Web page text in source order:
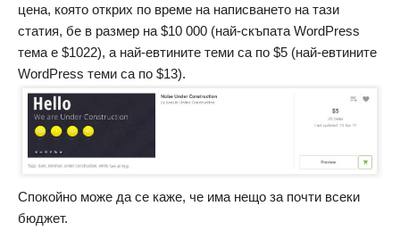
цена, която открих по време на написването на тази
статия, бе в размер на $10 000 (най-скъпата WordPress
тема е $1022), а най-евтините теми са по $5 (най-евтините
WordPress теми са по $13).
Спокойно може да се каже, че има нещо за почти всеки
бюджет.